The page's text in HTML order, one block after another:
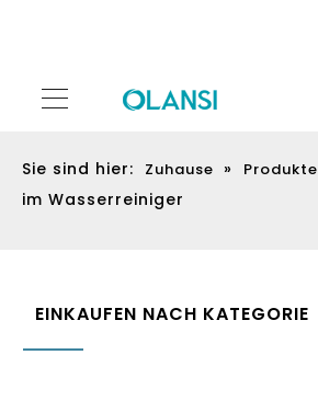
Sie sind hier: Zuhause » Produkte
im Wasserreiniger
EINKAUFEN NACH KATEGORIE